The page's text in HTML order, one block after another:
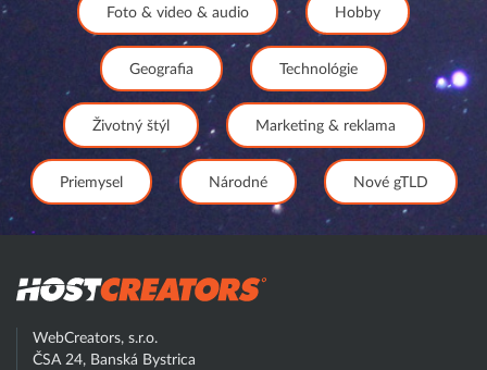
Foto & video & audio Hobby
Geografia Technológie
Životný štýl Marketing & reklama
Priemysel Národné Nové gTLD
WebCreators, s.r.o.
ČSA 24, Banská Bystrica